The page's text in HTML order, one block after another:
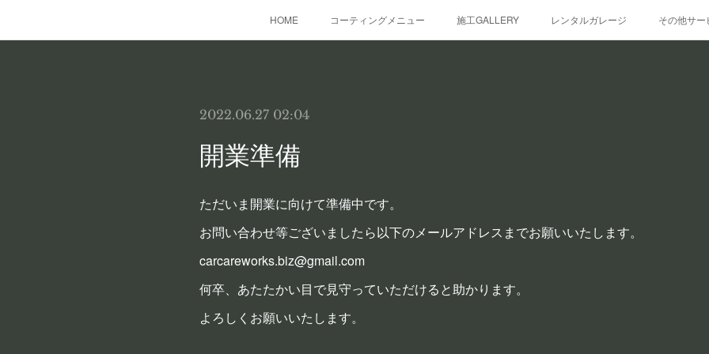
HOME コーティングメニュー 施工GALLERY レンタルガレージ その他サー
2022.06.27 02:04
開業準備
ただいま開業に向けて準備中です。
お問い合わせ等ございましたら以下のメールアドレスまでお願いいたします。
carcareworks.biz@gmail.com
何卒、あたたかい目で見守っていただけると助かります。
よろしくお願いいたします。